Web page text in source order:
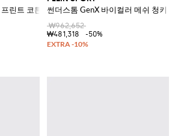
린트 코튼 탱크탑썬더스톰 GenX 바이컬러 메쉬 청키
₩962,652
₩481,318
-50%